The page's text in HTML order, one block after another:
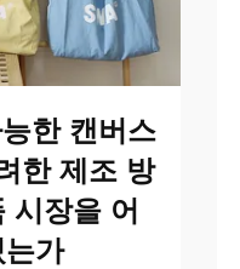
한 캔버스
한 제조 방
시장을 어
가